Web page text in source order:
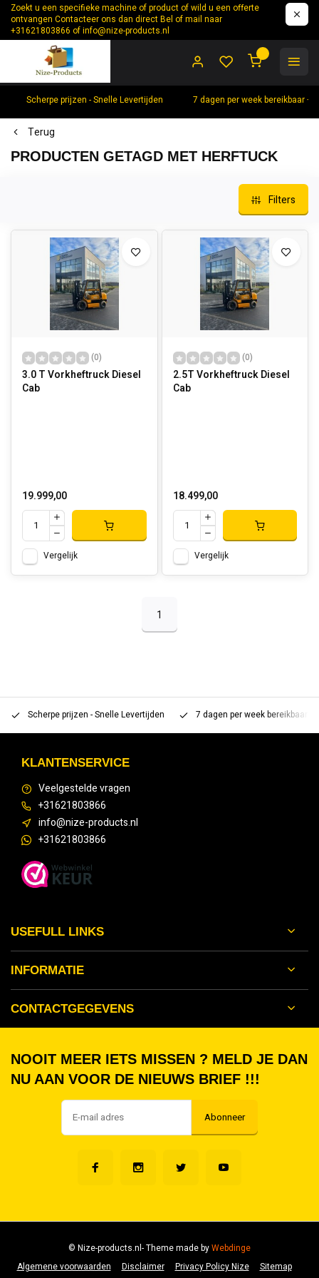
Zoekt u een specifieke machine of product of wild u een offerte
ontvangen Contacteer ons dan direct Bel of mail naar
+31621803866 ofinfo@nize-products.nl
Scherpe prijzen - Snelle Levertijden 7 dagen per week bereikbaar
Terug
PRODUCTEN GETAGD MET HERFTUCK
Filters
(0)
3.0 T Vorkheftruck Diesel
Cab
19.999,00
Vergelijk
(0)
2.5T Vorkheftruck Diesel
Cab
18.499,00
Vergelijk
1
Scherpe prijzen - Snelle Levertijden 7 dagen per week bereikbaar
KLANTENSERVICE
Veelgestelde vragen
+31621803866
info@nize-products.nl
+31621803866
USEFULL LINKS
INFORMATIE
CONTACTGEGEVENS
NOOIT MEER IETS MISSEN ? MELD JE DAN
NU AAN VOOR DE NIEUWS BRIEF !!!
Abonneer
Algemene voorwaarden Disclaimer Privacy Policy Nize Sitemap
© Nize-products.nl- Theme made byWebdinge